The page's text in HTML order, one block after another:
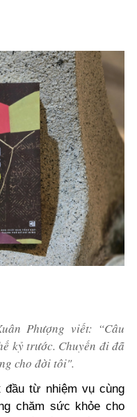
Phượng viết: “Câu
kỷ trước. Chuyến đi đã
cho đời tôi".
đầu từ nhiệm vụ cùng
chăm sức khỏe cho